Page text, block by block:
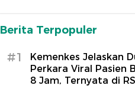
Berita Terpopuler
#1
Kemenkes Jelaskan
Perkara Viral Pasien
8 Jam, Ternyata di